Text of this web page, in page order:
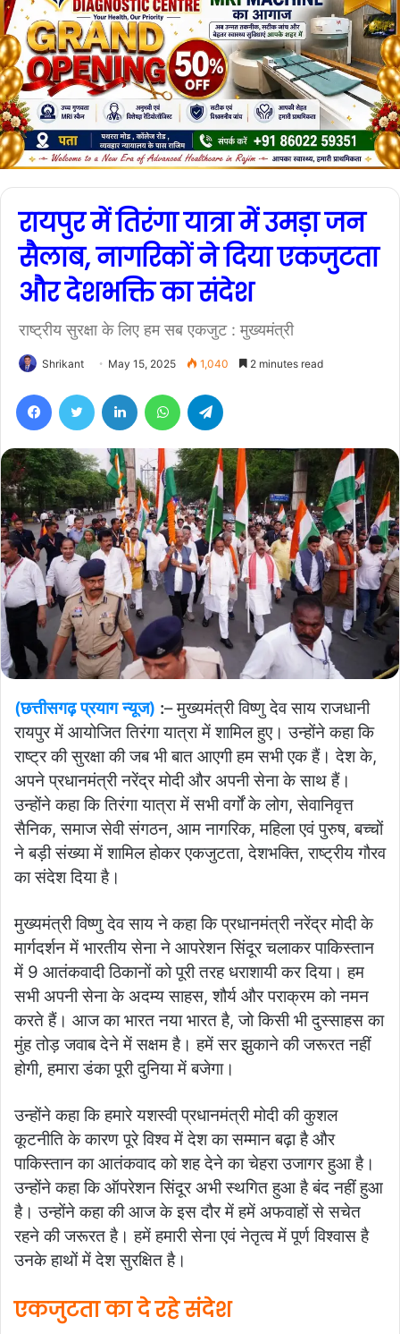
रायपुर में तिरंगा यात्रा में उमड़ा जन
सैलाब, नागरिकों ने दिया एकजुटता
और देशभक्ति का संदेश
राष्ट्रीय सुरक्षा के लिए हम सब एकजुट : मुख्यमंत्री
Shrikant May 15, 2025 1,040 2 minutes read
(छत्तीसगढ़ प्रयाग न्यूज) :– मुख्यमंत्री विष्णु देव साय राजधानी
रायपुर में आयोजित तिरंगा यात्रा में शामिल हुए। उन्होंने कहा कि
राष्ट्र की सुरक्षा की जब भी बात आएगी हम सभी एक हैं। देश के,
अपने प्रधानमंत्री नरेंद्र मोदी और अपनी सेना के साथ हैं।
उन्होंने कहा कि तिरंगा यात्रा में सभी वर्गों के लोग, सेवानिवृत्त
सैनिक, समाज सेवी संगठन, आम नागरिक, महिला एवं पुरुष, बच्चों
ने बड़ी संख्या में शामिल होकर एकजुटता, देशभक्ति, राष्ट्रीय गौरव
का संदेश दिया है।
मुख्यमंत्री विष्णु देव साय ने कहा कि प्रधानमंत्री नरेंद्र मोदी के
मार्गदर्शन में भारतीय सेना ने आपरेशन सिंदूर चलाकर पाकिस्तान
में 9 आतंकवादी ठिकानों को पूरी तरह धराशायी कर दिया। हम
सभी अपनी सेना के अदम्य साहस, शौर्य और पराक्रम को नमन
करते हैं। आज का भारत नया भारत है, जो किसी भी दुस्साहस का
मुंह तोड़ जवाब देने में सक्षम है। हमें सर झुकाने की जरूरत नहीं
होगी, हमारा डंका पूरी दुनिया में बजेगा।
उन्होंने कहा कि हमारे यशस्वी प्रधानमंत्री मोदी की कुशल
कूटनीति के कारण पूरे विश्व में देश का सम्मान बढ़ा है और
पाकिस्तान का आतंकवाद को शह देने का चेहरा उजागर हुआ है।
उन्होंने कहा कि ऑपरेशन सिंदूर अभी स्थगित हुआ है बंद नहीं हुआ
है। उन्होंने कहा की आज के इस दौर में हमें अफवाहों से सचेत
रहने की जरूरत है। हमें हमारी सेना एवं नेतृत्व में पूर्ण विश्वास है
उनके हाथों में देश सुरक्षित है।
एकजुटता का दे रहे संदेश